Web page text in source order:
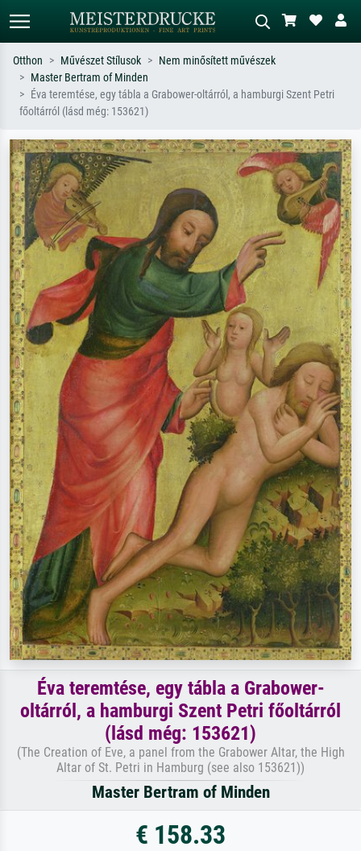
Alap keresés MI-képkereső
Keressen művész, műcím vagy stílus
impresszionizmus, Hokusai-hullám,
akt.
egy fa mellett.
Otthon Művészet Stílusok
Nem minősített művészek
Master Bertram of Minden
Éva teremtése, egy tábla a Grabower-oltárról, a hamburgi Szent Petri
főoltárról (lásd még: 153621)
Éva teremtése, egy tábla a Grabower-
oltárról, a hamburgi Szent Petri főoltárról
(lásd még: 153621)
(The Creation of Eve, a panel from the Grabower Altar, the High
Altar of St. Petri in Hamburg (see also 153621))
Master Bertram of Minden
€ 158.33